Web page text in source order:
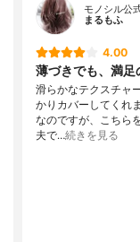
モノシル公
まるもふ
4.00
薄づきでも、満足
滑らかなテクスチャ
かりカバーしてくれ
なのですが、こちら
夫で…続きを見る